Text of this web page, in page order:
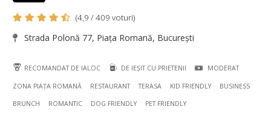
(4,9 / 409 voturi)
Strada Polonă 77, Piața Romană, București
RECOMANDAT DE IALOC DE IEȘIT CU PRIETENII MODERAT
ZONA PIAȚA ROMANĂ RESTAURANT TERASA KID FRIENDLY BUSINESS
BRUNCH ROMANTIC DOG FRIENDLY PET FRIENDLY